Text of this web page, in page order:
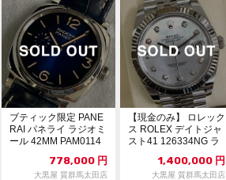
ブティック限定 PANE
RAI パネライ ラジオミ
ール 42MM PAM0114
778,000 円
大黒屋 質群馬太田店
【現金のみ】 ロレック
ス ROLEX デイトジャ
スト41 126334NG ラ
1,400,000 円
大黒屋 質群馬太田店